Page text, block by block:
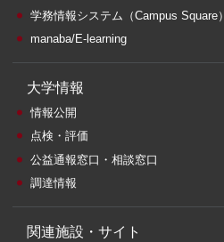
学務情報システム （Campus Square）
manaba/E-learning
大学情報
情報公開
点検・評価
公益通報窓口・相談窓口
調達情報
関連施設・サイト